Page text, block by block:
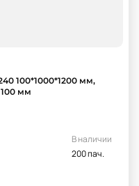
100*1000*1200 мм,
100 мм
В наличии
200 пач.